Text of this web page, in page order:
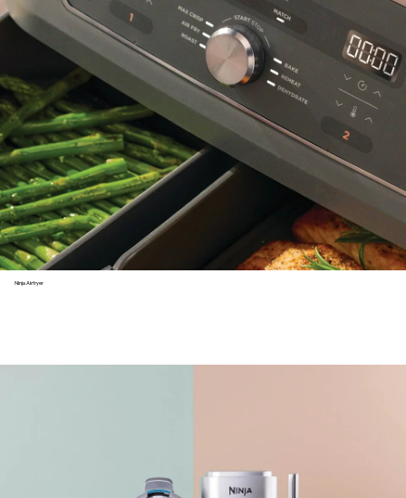
Ninja Airfryer